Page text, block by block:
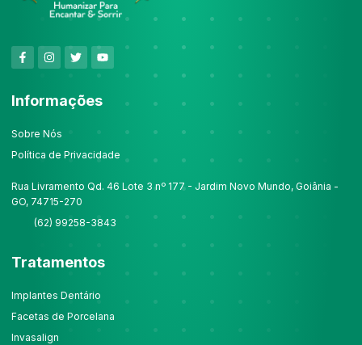
Informações
Sobre Nós
Política de Privacidade
Rua Livramento Qd. 46 Lote 3 nº 177 - Jardim Novo Mundo, Goiânia -
GO, 74715-270
(62) 99258-3843
Tratamentos
Implantes Dentário
Facetas de Porcelana
Invasalign